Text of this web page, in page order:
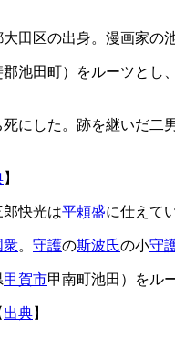
田区の出身。漫画家の
池田町）をルーツとし
死にした。跡を継いだ二
】
快光は平頼盛に仕えて
衆。 守護の斯波氏の小守
甲賀市甲南町池田）をル
出典】